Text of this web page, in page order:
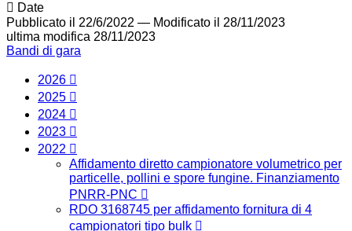
Date
Pubblicato il 22/6/2022 — Modificato il 28/11/2023
ultima modifica 28/11/2023
Bandi di gara
2026
2025
2024
2023
2022
Affidamento diretto campionatore volumetrico per
particelle, pollini e spore fungine. Finanziamento
PNRR-PNC
RDO 3168745 per affidamento fornitura di 4
campionatori tipo bulk